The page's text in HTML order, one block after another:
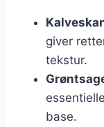
giver
tekstur.
base.